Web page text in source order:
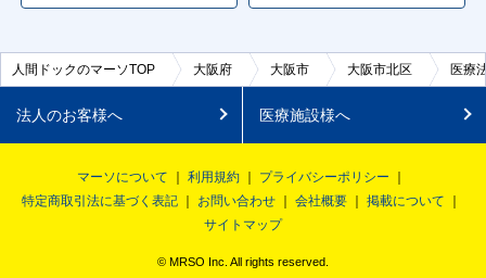
人間ドックのマーソTOP 大阪府 大阪市 大阪市北区 医療
法人のお客様へ 医療施設様へ
マーソについて 利用規約
プライバシーポリシー
特定商取引法に基づく表記
お問い合わせ 会社概要
掲載について
サイトマップ
© MRSO Inc. All rights reserved.